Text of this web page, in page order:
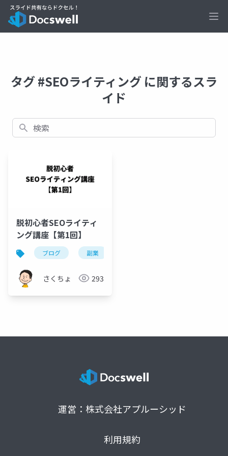
タグ #SEOライティング に関するスラ
イド
検索
脱初心者SEOライティ
ング講座【第1回】
ブログ 副業
さくちょ 293
運営：株式会社アプルーシッド
利用規約